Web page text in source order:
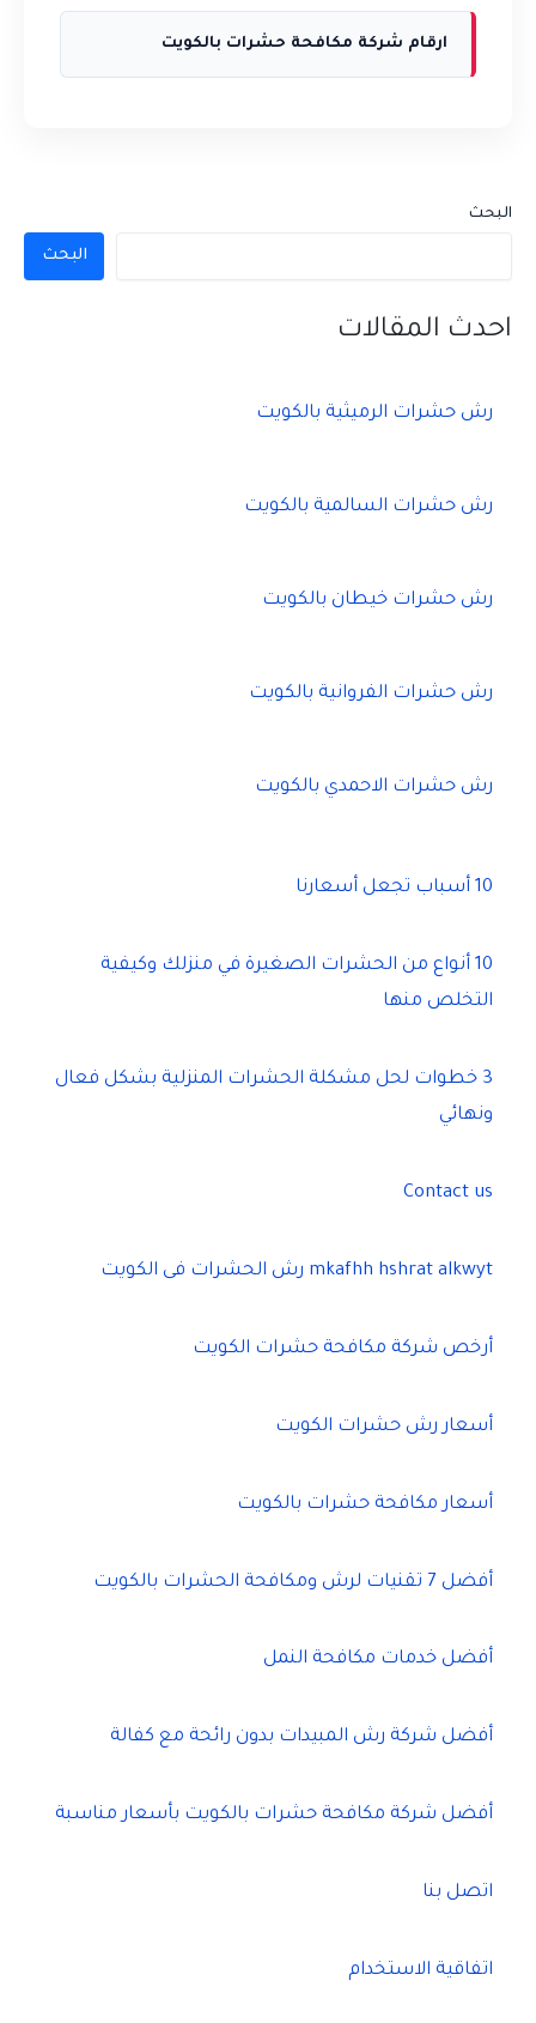
ارقام شركة مكافحة حشرات بالكويت
البحث
البحث
احدث المقالات
رش حشرات الرميثية بالكويت
رش حشرات السالمية بالكويت
رش حشرات خيطان بالكويت
رش حشرات الفروانية بالكويت
رش حشرات الاحمدي بالكويت
10 أسباب تجعل أسعارنا
10 أنواع من الحشرات الصغيرة في منزلك وكيفية
التخلص منها
3 خطوات لحل مشكلة الحشرات المنزلية بشكل فعال
ونهائي
Contact us
mkafhh hshrat alkwyt رش الحشرات فى الكويت
أرخص شركة مكافحة حشرات الكويت
أسعار رش حشرات الكويت
أسعار مكافحة حشرات بالكويت
أفضل 7 تقنيات لرش ومكافحة الحشرات بالكويت
أفضل خدمات مكافحة النمل
أفضل شركة رش المبيدات بدون رائحة مع كفالة
أفضل شركة مكافحة حشرات بالكويت بأسعار مناسبة
اتصل بنا
اتفاقية الاستخدام